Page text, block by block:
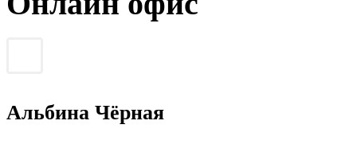
Альбина Чёрная